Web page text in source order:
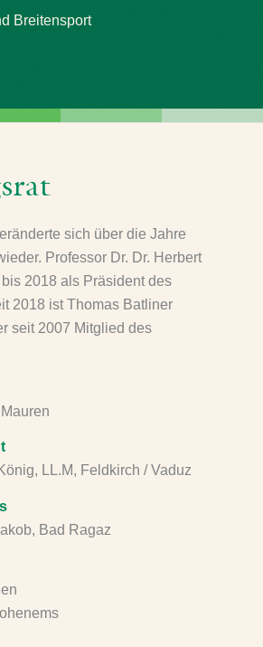
Breitensport
sich über die Jahre
Professor Dr. Dr. Herbert
2018 als Präsident des
2018 ist Thomas Batliner
seit 2007 Mitglied des
LL.M, Feldkirch / Vaduz
Bad Ragaz